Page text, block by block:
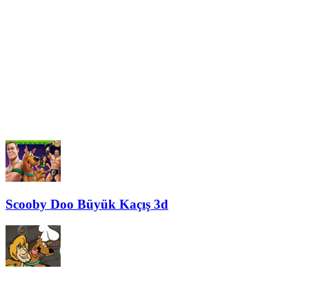
Scooby Doo Büyük Kaçış 3d